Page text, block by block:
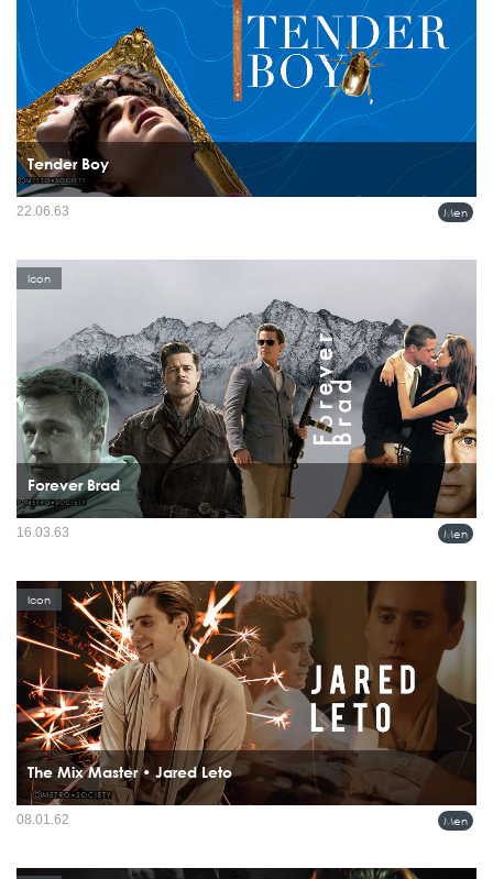
Tender Boy
หนุ่มหน้ามนวัยใส ที่ครองใจใครหลายคน Thimothée Chalamet เริ่มโด่งดังมาเรื่อยๆ ใน
วัยเพียงยี่สิบกว่าๆ แน่นอนว่ากับหลายบทบาททางด้านอาชีพนักแสดง และในอีกมุมหนึ่ง
Men
22.06.63
Forever Brad
ชายหนุ่มคนนี้เป็นที่ใฝ่ฝันถึงของสาวๆ ทั่วโลกมานานหลายสิบปี กับหนุ่มหล่อผมทอง
Icon
Men
16.03.63
The Mix Master • Jared Leto
Jared Leto ผู้มากฝีมือในหลากหลายสาขา ทั้งเป็นนักร้อง นักแต่งเพลง นักแสดง นาย
แบบ และแน่นอน เราคิดว่าเขาเป็นคนแฟชั่นคนหนึ่งเช่นกัน เพราะจากที่เห็นเลโต้ใน
Icon
Men
08.01.62